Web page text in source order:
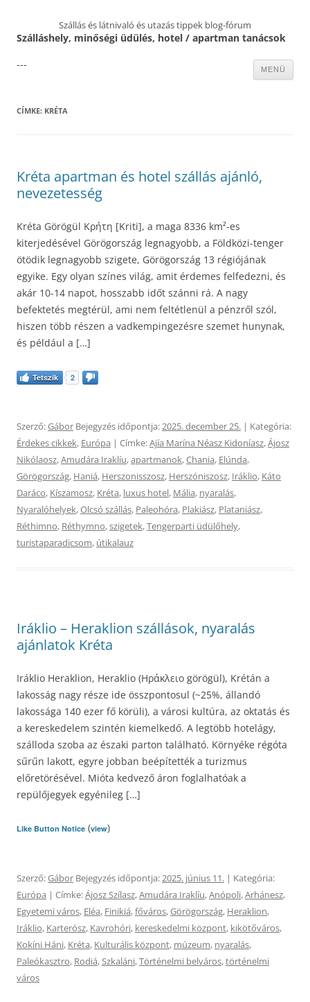
Szállás és látnivaló és utazás tippek blog-fórum
Szálláshely, minőségi üdülés, hotel / apartman tanácsok
MENÜ
---
CÍMKE: KRÉTA
Kréta apartman és hotel szállás ajánló,
nevezetesség
Kréta Görögül Κρήτη [Kriti], a maga 8336 km²-es
kiterjedésével Görögország legnagyobb, a Földközi-tenger
ötödik legnagyobb szigete, Görögország 13 régiójának
egyike. Egy olyan színes világ, amit érdemes felfedezni, és
akár 10-14 napot, hosszabb időt szánni rá. A nagy
befektetés megtérül, ami nem feltétlenül a pénzről szól,
hiszen több részen a vadkempingezésre szemet hunynak,
és például a […]
Tetszik 2
Szerző:Gábor Bejegyzés időpontja:2025. december 25. | Kategória:
Érdekes cikkek, Európa | Címke:Ajía Marína Néasz Kidoníasz,Ájosz
Nikólaosz,Amudára Iraklíu,apartmanok,Chania, Elúnda,
Görögország, Haniá, Herszonisszosz, Herszóniszosz, Iráklio, Káto
Daráco, Kíszamosz, Kréta, luxus hotel, Mália, nyaralás,
Nyaralóhelyek,Olcsó szállás, Paleohóra, Plakiász, Plataniász,
Réthimno, Réthymno,szigetek,Tengerparti üdülőhely,
turistaparadicsom, útikalauz
Iráklio – Heraklion szállások, nyaralás
ajánlatok Kréta
Iráklio Heraklion, Heraklio (Ηράκλειο görögül), Krétán a
lakosság nagy része ide összpontosul (~25%, állandó
lakossága 140 ezer fő körüli), a városi kultúra, az oktatás és
a kereskedelem szintén kiemelkedő. A legtöbb hotelágy,
szálloda szoba az északi parton található. Környéke régóta
sűrűn lakott, egyre jobban beépítették a turizmus
előretörésével. Mióta kedvező áron foglalhatóak a
repülőjegyek egyénileg […]
Like Button Notice (view)
Szerző:Gábor Bejegyzés időpontja:2025. június 11. | Kategória:
Európa | Címke:Ájosz Szílasz,Amudára Iraklíu,Anópoli,Arhánesz,
Egyetemi város, Eléa, Finikiá,főváros,Görögország, Heraklion,
Iráklio, Karterósz, Kavrohóri, kereskedelmi központ, kikötőváros,
Kokíni Háni, Kréta, Kulturális központ, múzeum, nyaralás,
Paleókasztro, Rodiá,Szkaláni,Történelmi belváros,történelmi
város